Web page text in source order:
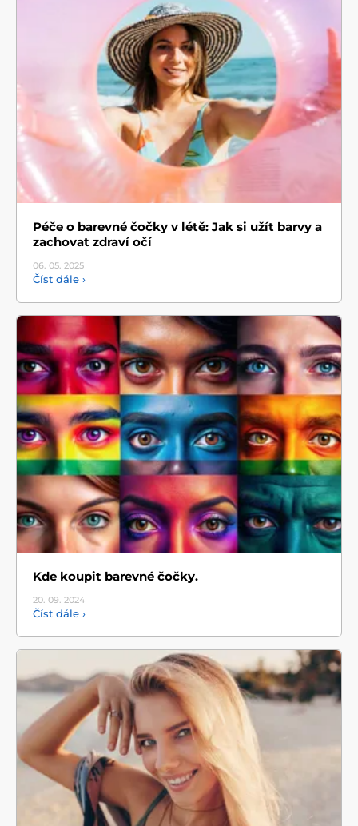
Péče o barevné čočky v létě: Jak si užít barvy a
zachovat zdraví očí
06. 05. 2025
Číst dále ›
Kde koupit barevné čočky.
20. 09. 2024
Číst dále ›